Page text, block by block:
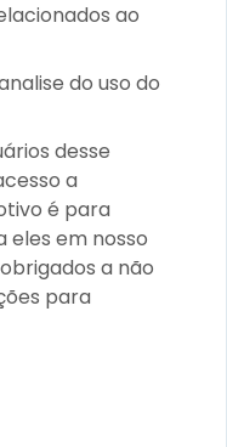
ao
do uso do
desse
a
é para
eles em nosso
a não
para